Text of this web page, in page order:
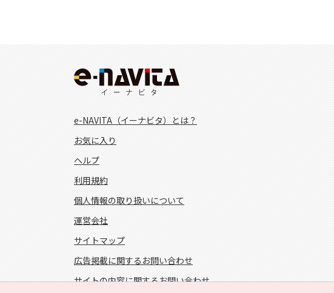
e-NAVITA（イーナビタ）とは？
お気に入り
ヘルプ
利用規約
個人情報の取り扱いについて
運営会社
サイトマップ
広告掲載に関するお問い合わせ
サイトの内容に関するお問い合わせ